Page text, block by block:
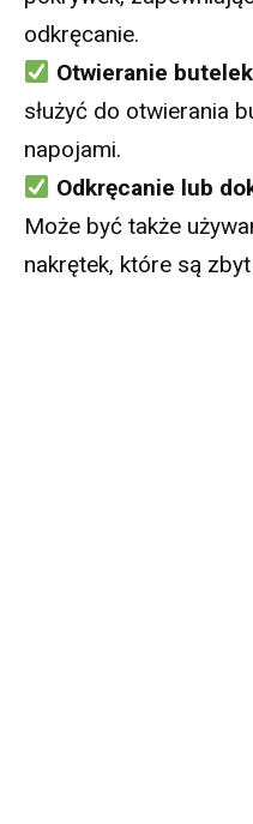
odkręcanie.
Otwieranie butelek
służyć do otwierania
napojami.
Odkręcanie lub
Może być także
nakrętek, które są